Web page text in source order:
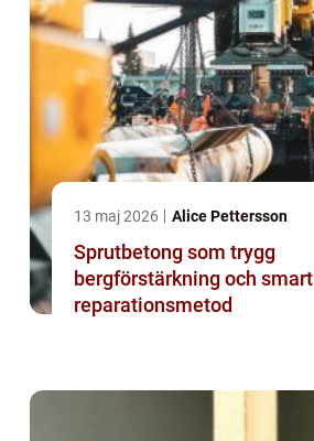
13 maj 2026 Alice Pettersson
Sprutbetong som trygg
bergförstärkning och smart
reparationsmetod